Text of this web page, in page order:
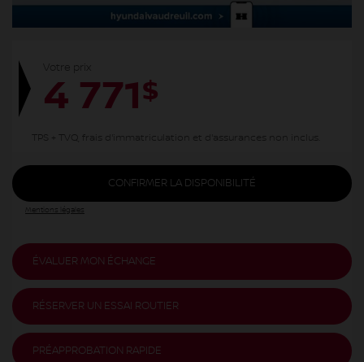
Votre prix
4 771$
TPS + TVQ, frais d'immatriculation et d'assurances non inclus.
CONFIRMER LA DISPONIBILITÉ
Mentions légales
ÉVALUER MON ÉCHANGE
RÉSERVER UN ESSAI ROUTIER
PRÉAPPROBATION RAPIDE